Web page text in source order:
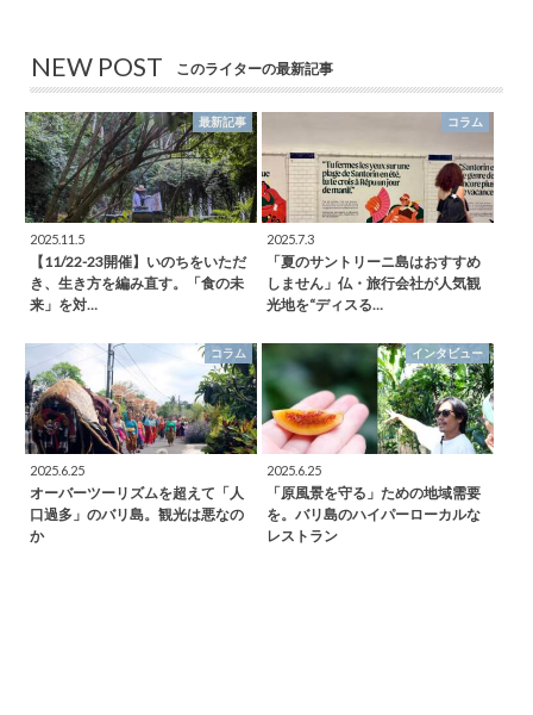
NEW POST このライターの最新記事
最新記事
2025.11.5
【11/22-23開催】いのちをいただ
き、生き方を編み直す。「食の未
来」を対…
コラム
2025.7.3
「夏のサントリーニ島はおすすめ
しません」仏・旅行会社が人気観
光地を“ディスる…
コラム
2025.6.25
オーバーツーリズムを超えて「人
口過多」のバリ島。観光は悪なの
か
インタビュー
2025.6.25
「原風景を守る」ための地域需要
を。バリ島のハイパーローカルな
レストラン